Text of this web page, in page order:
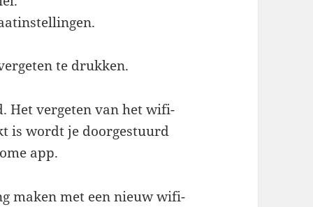
te drukken.
vergeten van het wifi-
is wordt je doorgestuurd
app.
maken met een nieuw wifi-